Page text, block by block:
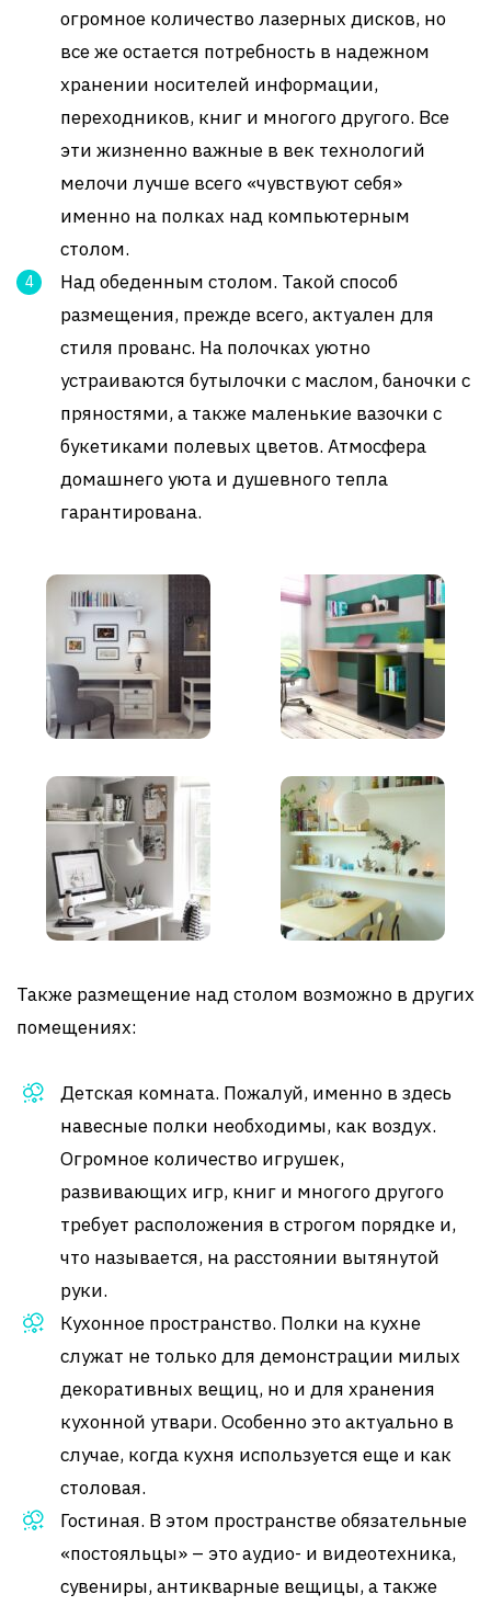
огромное количество лазерных дисков, но
все же остается потребность в надежном
хранении носителей информации,
переходников, книг и многого другого. Все
эти жизненно важные в век технологий
мелочи лучше всего «чувствуют себя»
именно на полках над компьютерным
столом.
Над обеденным столом. Такой способ
размещения, прежде всего, актуален для
стиля прованс. На полочках уютно
устраиваются бутылочки с маслом, баночки с
пряностями, а также маленькие вазочки с
букетиками полевых цветов. Атмосфера
домашнего уюта и душевного тепла
гарантирована.
Также размещение над столом возможно в других
помещениях:
Детская комната. Пожалуй, именно в здесь
навесные полки необходимы, как воздух.
Огромное количество игрушек,
развивающих игр, книг и многого другого
требует расположения в строгом порядке и,
что называется, на расстоянии вытянутой
руки.
Кухонное пространство. Полки на кухне
служат не только для демонстрации милых
декоративных вещиц, но и для хранения
кухонной утвари. Особенно это актуально в
случае, когда кухня используется еще и как
столовая.
Гостиная. В этом пространстве обязательные
«постояльцы» – это аудио- и видеотехника,
сувениры, антикварные вещицы, а также